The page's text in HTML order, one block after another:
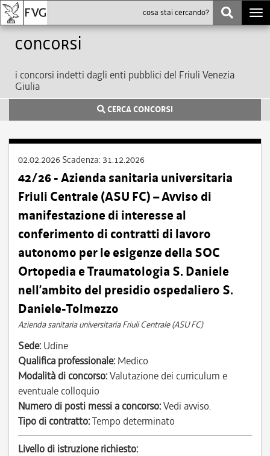
Concorsi
i concorsi indetti dagli enti pubblici del Friuli Venezia
Giulia
CERCA CONCORSI
02.02.2026 Scadenza: 31.12.2026
42/26 - Azienda sanitaria universitaria
Friuli Centrale (ASU FC) – Avviso di
manifestazione di interesse al
conferimento di contratti di lavoro
autonomo per le esigenze della SOC
Ortopedia e Traumatologia S. Daniele
nell’ambito del presidio ospedaliero S.
Daniele-Tolmezzo
Azienda sanitaria universitaria Friuli Centrale (ASU FC)
Sede: Udine
Qualifica professionale: Medico
Modalità di concorso:Valutazione dei curriculum e
eventuale colloquio
Numero di posti messi a concorso:Vedi avviso.
Tipo di contratto:Tempo determinato
Livello di istruzione richiesto: